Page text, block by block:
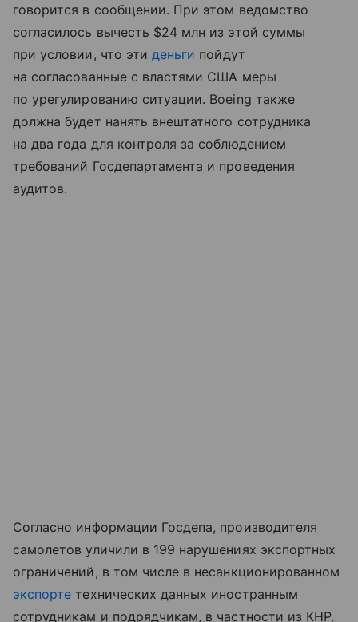
говорится в сообщении. При этом ведомство
согласилось вычесть $24 млн из этой суммы
при условии, что этиденьги пойдут
на согласованные с властями США меры
по урегулированию ситуации. Boeing также
должна будет нанять внештатного сотрудника
на два года для контроля за соблюдением
требований Госдепартамента и проведения
аудитов.
Согласно информации Госдепа, производителя
самолетов уличили в 199 нарушениях экспортных
ограничений, в том числе в несанкционированном
экспорте технических данных иностранным
сотрудникам и подрядчикам, в частности из КНР.